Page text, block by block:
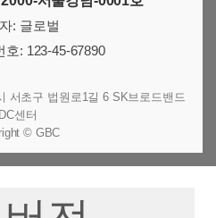
: 글로벌
호: 123-45-67890
서초구 법원로1길 6 SK브로드밴드
IDC센터
© GBC